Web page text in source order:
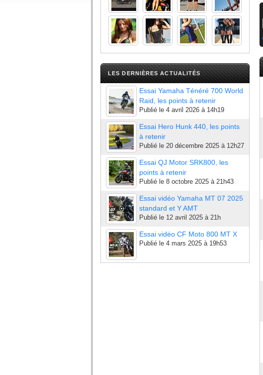
LES DERNIÈRES ACTUALITÉS
Essai Yamaha Ténéré 700 World
Raid, les points à retenir
Publié le 4 avril 2026 à 14h19
Essai Hero Hunk 440, les points
à retenir
Publié le 20 décembre 2025 à 12h27
Essai QJ Motor SRK800, les
points à retenir
Publié le 8 octobre 2025 à 21h43
Essai vidéo Yamaha MT 07 2025
standard et Y AMT
Publié le 12 avril 2025 à 21h
Essai vidéo CF Moto 800 MT X
Publié le 4 mars 2025 à 19h53